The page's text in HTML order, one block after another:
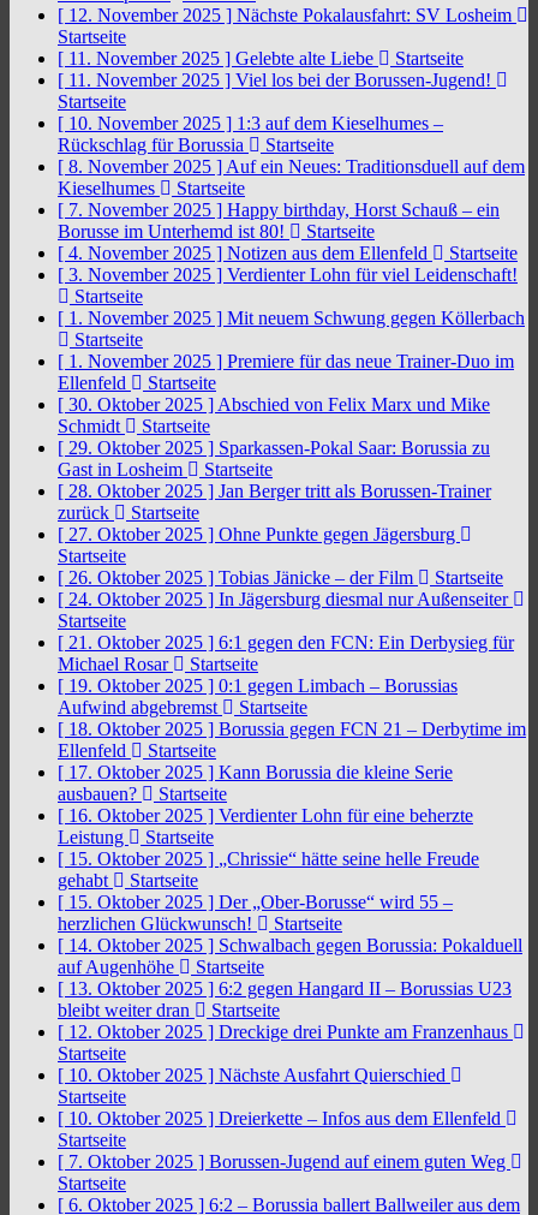
[ 12. November 2025 ] Nächste Pokalausfahrt: SV Losheim
Startseite
[ 11. November 2025 ] Gelebte alte Liebe
Startseite
[ 11. November 2025 ] Viel los bei der Borussen-Jugend!
Startseite
[ 10. November 2025 ] 1:3 auf dem Kieselhumes –
Rückschlag für Borussia
Startseite
[ 8. November 2025 ] Auf ein Neues: Traditionsduell auf dem
Kieselhumes
Startseite
[ 7. November 2025 ] Happy birthday, Horst Schauß – ein
Borusse im Unterhemd ist 80!
Startseite
[ 4. November 2025 ] Notizen aus dem Ellenfeld
Startseite
[ 3. November 2025 ] Verdienter Lohn für viel Leidenschaft!
Startseite
[ 1. November 2025 ] Mit neuem Schwung gegen Köllerbach
Startseite
[ 1. November 2025 ] Premiere für das neue Trainer-Duo im
Ellenfeld
Startseite
[ 30. Oktober 2025 ] Abschied von Felix Marx und Mike
Schmidt
Startseite
[ 29. Oktober 2025 ] Sparkassen-Pokal Saar: Borussia zu
Gast in Losheim
Startseite
[ 28. Oktober 2025 ] Jan Berger tritt als Borussen-Trainer
zurück
Startseite
[ 27. Oktober 2025 ] Ohne Punkte gegen Jägersburg
Startseite
[ 26. Oktober 2025 ] Tobias Jänicke – der Film
Startseite
[ 24. Oktober 2025 ] In Jägersburg diesmal nur Außenseiter
Startseite
[ 21. Oktober 2025 ] 6:1 gegen den FCN: Ein Derbysieg für
Michael Rosar
Startseite
[ 19. Oktober 2025 ] 0:1 gegen Limbach – Borussias
Aufwind abgebremst
Startseite
[ 18. Oktober 2025 ] Borussia gegen FCN 21 – Derbytime im
Ellenfeld
Startseite
[ 17. Oktober 2025 ] Kann Borussia die kleine Serie
ausbauen?
Startseite
[ 16. Oktober 2025 ] Verdienter Lohn für eine beherzte
Leistung
Startseite
[ 15. Oktober 2025 ] „Chrissie“ hätte seine helle Freude
gehabt
Startseite
[ 15. Oktober 2025 ] Der „Ober-Borusse“ wird 55 –
herzlichen Glückwunsch!
Startseite
[ 14. Oktober 2025 ] Schwalbach gegen Borussia: Pokalduell
auf Augenhöhe
Startseite
[ 13. Oktober 2025 ] 6:2 gegen Hangard II – Borussias U23
bleibt weiter dran
Startseite
[ 12. Oktober 2025 ] Dreckige drei Punkte am Franzenhaus
Startseite
[ 10. Oktober 2025 ] Nächste Ausfahrt Quierschied
Startseite
[ 10. Oktober 2025 ] Dreierkette – Infos aus dem Ellenfeld
Startseite
[ 7. Oktober 2025 ] Borussen-Jugend auf einem guten Weg
Startseite
[ 6. Oktober 2025 ] 6:2 – Borussia ballert Ballweiler aus dem